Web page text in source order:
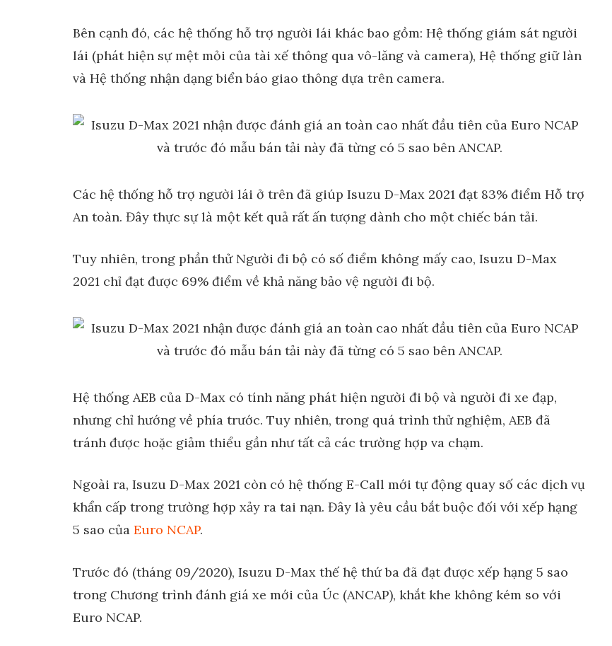
Bên cạnh đó, các hệ thống hỗ trợ người lái khác bao gồm: Hệ thống giám sát người
lái (phát hiện sự mệt mỏi của tài xế thông qua vô-lăng và camera), Hệ thống giữ làn
và Hệ thống nhận dạng biển báo giao thông dựa trên camera.
Các hệ thống hỗ trợ người lái ở trên đã giúp Isuzu D-Max 2021 đạt 83% điểm Hỗ trợ
An toàn. Đây thực sự là một kết quả rất ấn tượng dành cho một chiếc bán tải.
Tuy nhiên, trong phần thử Người đi bộ có số điểm không mấy cao, Isuzu D-Max
2021 chỉ đạt được 69% điểm về khả năng bảo vệ người đi bộ.
Hệ thống AEB của D-Max có tính năng phát hiện người đi bộ và người đi xe đạp,
nhưng chỉ hướng về phía trước. Tuy nhiên, trong quá trình thử nghiệm, AEB đã
tránh được hoặc giảm thiểu gần như tất cả các trường hợp va chạm.
Ngoài ra, Isuzu D-Max 2021 còn có hệ thống E-Call mới tự động quay số các dịch vụ
khẩn cấp trong trường hợp xảy ra tai nạn. Đây là yêu cầu bắt buộc đối với xếp hạng
5 sao của Euro NCAP.
Trước đó (tháng 09/2020), Isuzu D-Max thế hệ thứ ba đã đạt được xếp hạng 5 sao
trong Chương trình đánh giá xe mới của Úc (ANCAP), khắt khe không kém so với
Euro NCAP.